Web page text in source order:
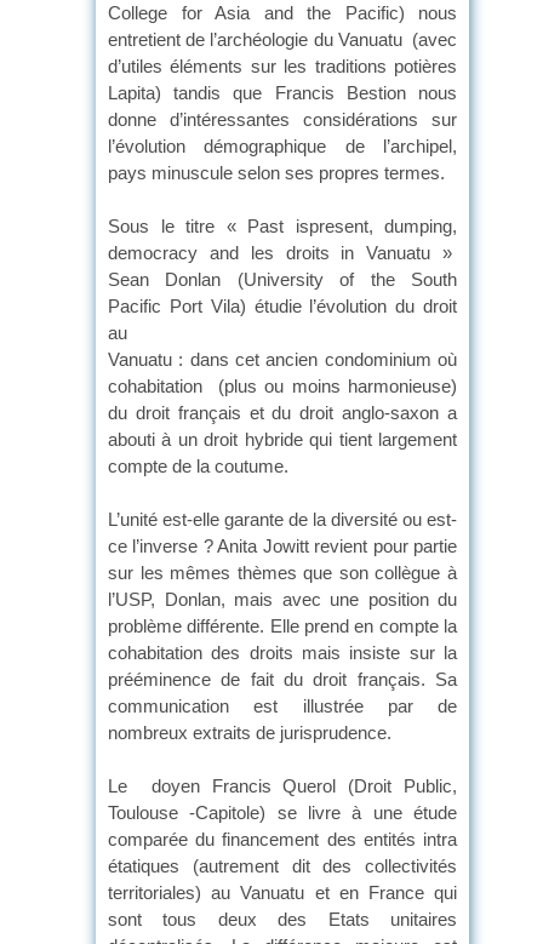
College for Asia and the Pacific) nous
entretient de l’archéologie du Vanuatu (avec
d’utiles éléments sur les traditions potières
Lapita) tandis que Francis Bestion nous
donne d’intéressantes considérations sur
l’évolution démographique de l’archipel,
pays minuscule selon ses propres termes.
Sous le titre « Past ispresent, dumping,
democracy and les droits in Vanuatu »
Sean Donlan (University of the South
Pacific Port Vila) étudie l’évolution du droit
au
Vanuatu : dans cet ancien condominium où
cohabitation (plus ou moins harmonieuse)
du droit français et du droit anglo-saxon a
abouti à un droit hybride qui tient largement
compte de la coutume.
L’unité est-elle garante de la diversité ou est-
ce l’inverse ? Anita Jowitt revient pour partie
sur les mêmes thèmes que son collègue à
l’USP, Donlan, mais avec une position du
problème différente. Elle prend en compte la
cohabitation des droits mais insiste sur la
prééminence de fait du droit français. Sa
communication est illustrée par de
nombreux extraits de jurisprudence.
Le doyen Francis Querol (Droit Public,
Toulouse -Capitole) se livre à une étude
comparée du financement des entités intra
étatiques (autrement dit des collectivités
territoriales) au Vanuatu et en France qui
sont tous deux des Etats unitaires